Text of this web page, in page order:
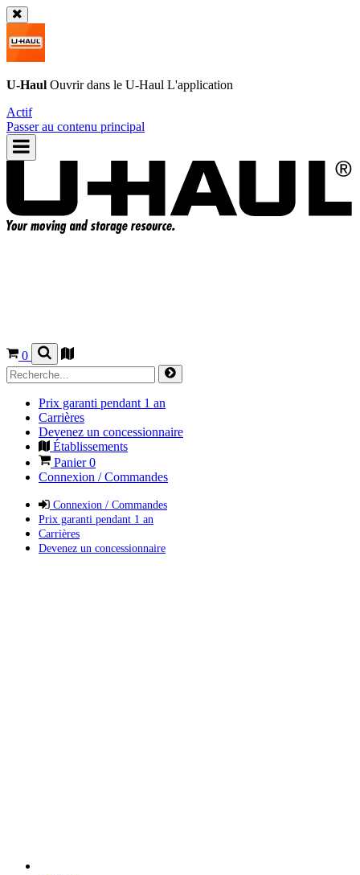
U-Haul Ouvrir dans le U-Haul L'application
Actif
Passer au contenu principal
0
Prix garanti pendant 1 an
Carrières
Devenez un concessionnaire
Établissements
Panier0
Connexion / Commandes
Connexion / Commandes
Prix garanti pendant 1 an
Carrières
Devenez un concessionnaire